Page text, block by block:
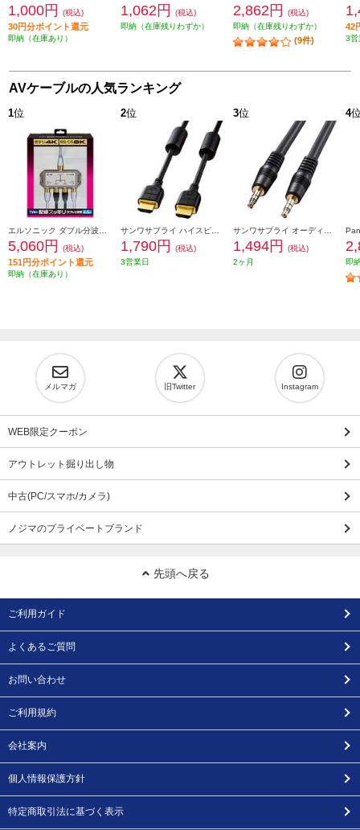
1,000円 (税込)
30円分ポイント還元
即納（在庫あり）
1,062円
(税込)
即納（在庫残りわずか）
2,862円
(税込)
即納（在庫残りわずか）
(9件)
42
3営
AVケーブルの人気ランキング
1位
5,060円 (税込)
151円分ポイント還元
即納（在庫あり）
2位
1,790円
(税込)
3営業日
3位
1,494円
(税込)
2ヶ月
4
即
メルマガ 旧Twitter Instagram
WEB限定クーポン
アウトレット掘り出し物
中古(PC/スマホ/カメラ)
ノジマのプライベートブランド
先頭へ戻る
ご利用ガイド
よくあるご質問
お問い合わせ
ご利用規約
会社案内
個人情報保護方針
特定商取引法に基づく表示